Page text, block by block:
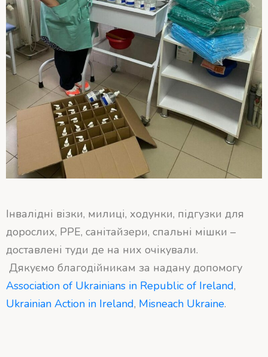
Інвалідні візки, милиці, ходунки, підгузки для
дорослих, PPE, санітайзери, спальні мішки –
доставлені туди де на них очікували.
Дякуємо благодійникам за надану допомогу
Association of Ukrainians in Republic of Ireland,
Ukrainian Action in Ireland, Misneach Ukraine.